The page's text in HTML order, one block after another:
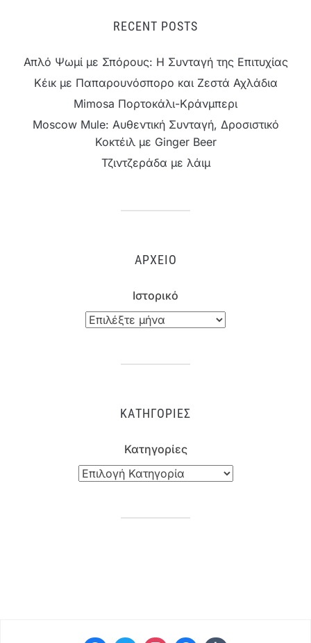
RECENT POSTS
Απλό Ψωμί με Σπόρους: Η Συνταγή της Επιτυχίας
Κέικ με Παπαρουνόσπορο και Ζεστά Αχλάδια
Mimosa Πορτοκάλι-Κράνμπερι
Moscow Mule: Αυθεντική Συνταγή, Δροσιστικό
Κοκτέιλ με Ginger Beer
Τζιντζεράδα με λάιμ
ΑΡΧΕΊΟ
Ιστορικό
ΚΑΤΗΓΟΡΊΕΣ
Κατηγορίες